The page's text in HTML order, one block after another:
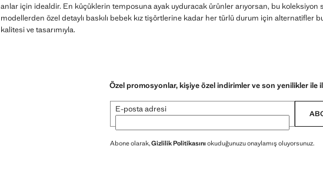
anlar için idealdir. En küçüklerin temposuna ayak uyduracak ürünler arıyorsan, bu koleksiyon
modellerden özel detaylı baskılı bebek kız tişörtlerine kadar her türlü durum için alternatifler
kalitesi ve tasarımıyla.
Özel promosyonlar, kişiye özel indirimler ve son yenilikler ile
E-posta adresi
Abone olarak,Gizlilik Politikasını okuduğunuzu onaylamış oluyorsunuz.